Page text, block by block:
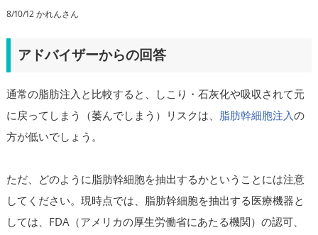
8/10/12 かれんさん
アドバイザーからの回答
通常の脂肪注入と比較すると、しこり・石灰化や吸収されて元
に戻ってしまう（萎んでしまう）リスクは、 脂肪幹細胞注入の
方が低いでしょう。
ただ、どのように脂肪幹細胞を抽出するかということには注意
してください。現時点では、脂肪幹細胞を抽出する医療機器と
しては、FDA（アメリカの厚生労働省にあたる機関）の認可、